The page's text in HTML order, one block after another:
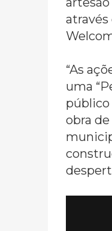
através
“As
uma
público
obra